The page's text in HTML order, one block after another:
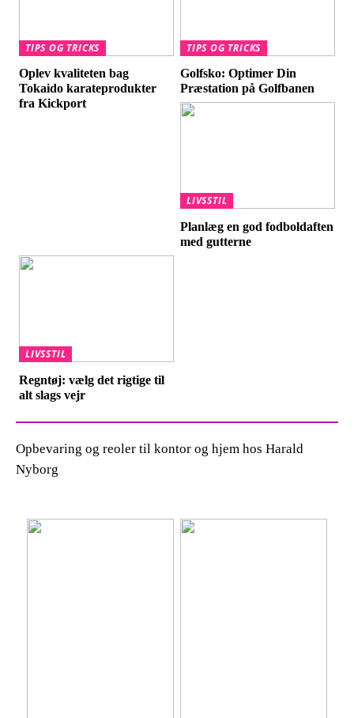
TIPS OG TRICKS
Oplev kvaliteten bag
Tokaido karateprodukter
fra Kickport
TIPS OG TRICKS
Golfsko: Optimer Din
Præstation på Golfbanen
LIVSSTIL
Planlæg en god fodboldaften
med gutterne
LIVSSTIL
Regntøj: vælg det rigtige til
alt slags vejr
Opbevaring og reoler til kontor og hjem hos Harald
Nyborg